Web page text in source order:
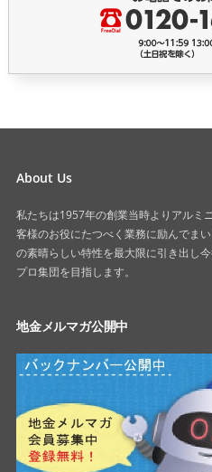
About Us
私たちは1957年の創業当時よりアルミ
客様のお役にたつべく業務に励んでま
の素晴らしい特性を最大限に引き出し
プロ集団を目指します。
地金メルマガ公開中